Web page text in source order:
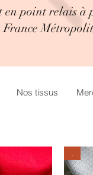
point relais à
France
Nos tissus
.